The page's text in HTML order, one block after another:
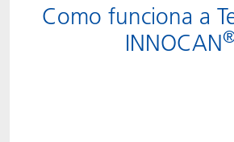
Como funciona a
INNOCAN